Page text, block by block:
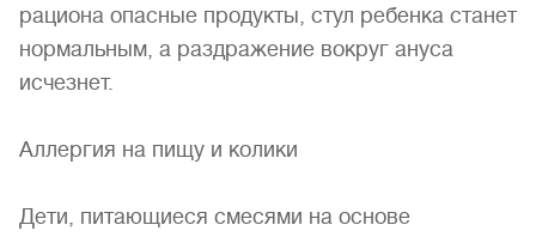
рациона опасные продукты, стул ребенка станет
нормальным, а раздражение вокруг ануса
исчезнет.
Аллергия на пищу и колики
Дети, питающиеся смесями на основе